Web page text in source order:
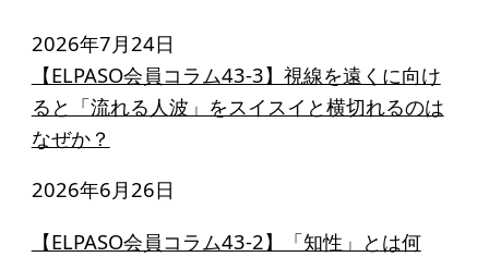
2026年7月24日
【ELPASO会員コラム43-3】視線を遠くに向け
ると「流れる人波」をスイスイと横切れるのは
なぜか？
2026年6月26日
【ELPASO会員コラム43-2】「知性」とは何